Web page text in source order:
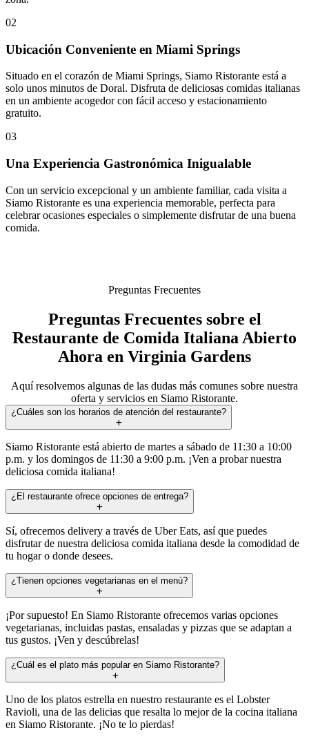
02
Ubicación Conveniente en Miami Springs
Situado en el corazón de Miami Springs, Siamo Ristorante está a
solo unos minutos de Doral. Disfruta de deliciosas comidas italianas
en un ambiente acogedor con fácil acceso y estacionamiento
gratuito.
03
Una Experiencia Gastronómica Inigualable
Con un servicio excepcional y un ambiente familiar, cada visita a
Siamo Ristorante es una experiencia memorable, perfecta para
celebrar ocasiones especiales o simplemente disfrutar de una buena
comida.
Preguntas Frecuentes
Preguntas Frecuentes sobre el
Restaurante de Comida Italiana Abierto
Ahora en Virginia Gardens
Aquí resolvemos algunas de las dudas más comunes sobre nuestra
oferta y servicios en Siamo Ristorante.
¿Cuáles son los horarios de atención del restaurante?
Siamo Ristorante está abierto de martes a sábado de 11:30 a 10:00
p.m. y los domingos de 11:30 a 9:00 p.m. ¡Ven a probar nuestra
deliciosa comida italiana!
¿El restaurante ofrece opciones de entrega?
Sí, ofrecemos delivery a través de Uber Eats, así que puedes
disfrutar de nuestra deliciosa comida italiana desde la comodidad de
tu hogar o donde desees.
¿Tienen opciones vegetarianas en el menú?
¡Por supuesto! En Siamo Ristorante ofrecemos varias opciones
vegetarianas, incluidas pastas, ensaladas y pizzas que se adaptan a
tus gustos. ¡Ven y descúbrelas!
¿Cuál es el plato más popular en Siamo Ristorante?
Uno de los platos estrella en nuestro restaurante es el Lobster
Ravioli, una de las delicias que resalta lo mejor de la cocina italiana
en Siamo Ristorante. ¡No te lo pierdas!